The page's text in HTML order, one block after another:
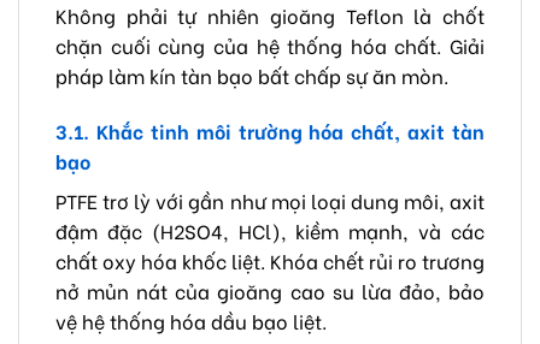
Không phải tự nhiên gioăng Teflon là chốt
chặn cuối cùng của hệ thống hóa chất. Giải
pháp làm kín tàn bạo bất chấp sự ăn mòn.
3.1. Khắc tinh môi trường hóa chất, axit tàn
bạo
PTFE trơ lỳ với gần như mọi loại dung môi, axit
đậm đặc (H2SO4, HCl), kiềm mạnh, và các
chất oxy hóa khốc liệt. Khóa chết rủi ro trương
nở mủn nát của gioăng cao su lừa đảo, bảo
vệ hệ thống hóa dầu bạo liệt.